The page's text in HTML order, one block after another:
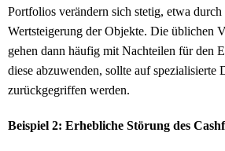
Portfolios verändern sich stetig, etwa
Wertsteigerung der Objekte. Die üblichen
gehen dann häufig mit Nachteilen für den
diese abzuwenden, sollte auf spezialisierte
zurückgegriffen werden.
Beispiel 2: Erhebliche Störung des